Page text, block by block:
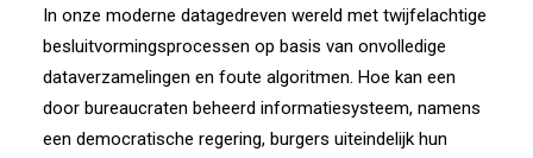
In onze moderne datagedreven wereld met twijfelachtige
besluitvormingsprocessen op basis van onvolledige
dataverzamelingen en foute algoritmen. Hoe kan een
door bureaucraten beheerd informatiesysteem, namens
een democratische regering, burgers uiteindelijk hun